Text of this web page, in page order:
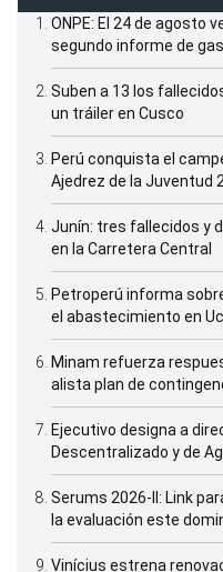
ONPE: El 24 de agosto
segundo informe de
Suben a 13 los
un tráiler en Cusco
Perú conquista el
Ajedrez de la Juventud
Junín: tres fallecidos y
en la Carretera Central
Petroperú informa
el abastecimiento en
Minam refuerza
alista plan de
Ejecutivo designa a
Descentralizado y de
Serums 2026-II: Link
la evaluación este
Vinícius estrena